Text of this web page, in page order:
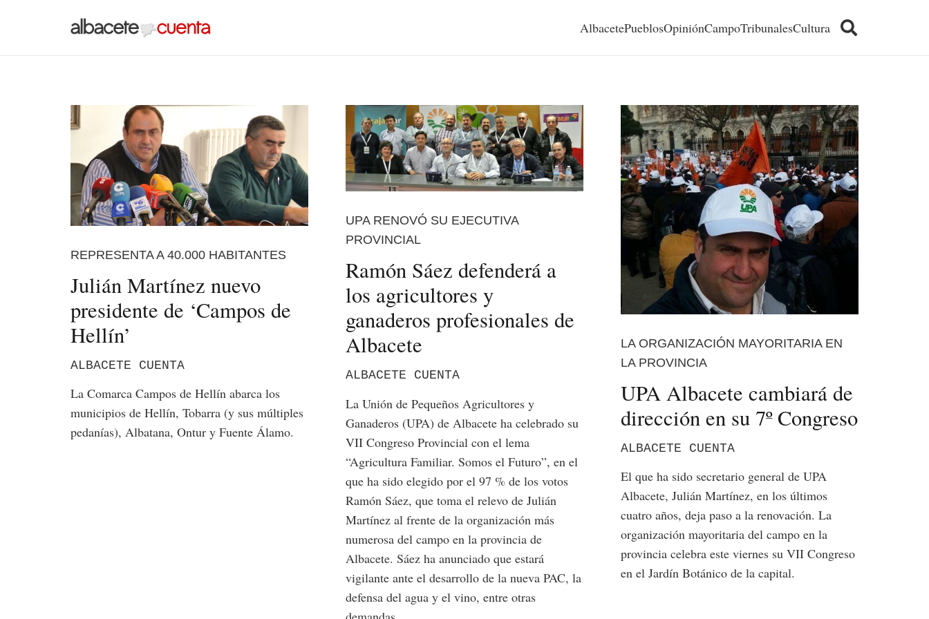
AlbacetePueblosOpiniónCampoTribunalesCultura
REPRESENTA A 40.000 HABITANTES
Julián Martínez nuevo
presidente de ‘Campos de
Hellín’
ALBACETE CUENTA
La Comarca Campos de Hellín abarca los
municipios de Hellín, Tobarra (y sus múltiples
pedanías), Albatana, Ontur y Fuente Álamo.
UPA RENOVÓ SU EJECUTIVA
PROVINCIAL
Ramón Sáez defenderá a
los agricultores y
ganaderos profesionales de
Albacete
ALBACETE CUENTA
La Unión de Pequeños Agricultores y
Ganaderos (UPA) de Albacete ha celebrado su
VII Congreso Provincial con el lema
“Agricultura Familiar. Somos el Futuro”, en el
que ha sido elegido por el 97 % de los votos
Ramón Sáez, que toma el relevo de Julián
Martínez al frente de la organización más
numerosa del campo en la provincia de
Albacete. Sáez ha anunciado que estará
vigilante ante el desarrollo de la nueva PAC, la
defensa del agua y el vino, entre otras
LA ORGANIZACIÓN MAYORITARIA EN
LA PROVINCIA
UPA Albacete cambiará de
dirección en su 7º Congreso
ALBACETE CUENTA
El que ha sido secretario general de UPA
Albacete, Julián Martínez, en los últimos
cuatro años, deja paso a la renovación. La
organización mayoritaria del campo en la
provincia celebra este viernes su VII Congreso
en el Jardín Botánico de la capital.